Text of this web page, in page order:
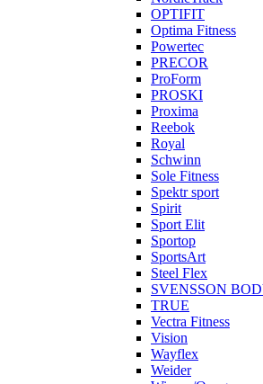
OPTIFIT
Optima Fitness
Powertec
PRECOR
ProForm
PROSKI
Proxima
Reebok
Royal
Schwinn
Sole Fitness
Spektr sport
Spirit
Sport Elit
Sportop
SportsArt
Steel Flex
SVENSSON
TRUE
Vectra Fitness
Vision
Wayflex
Weider